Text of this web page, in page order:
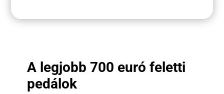
A legjobb 700 euró feletti
pedálok